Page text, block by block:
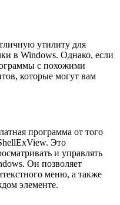
утилиту для
в Windows. Однако, если
с похожими
которые могут вам
программа от того
Это
и управлять
Он позволяет
меню, а также
элементе.